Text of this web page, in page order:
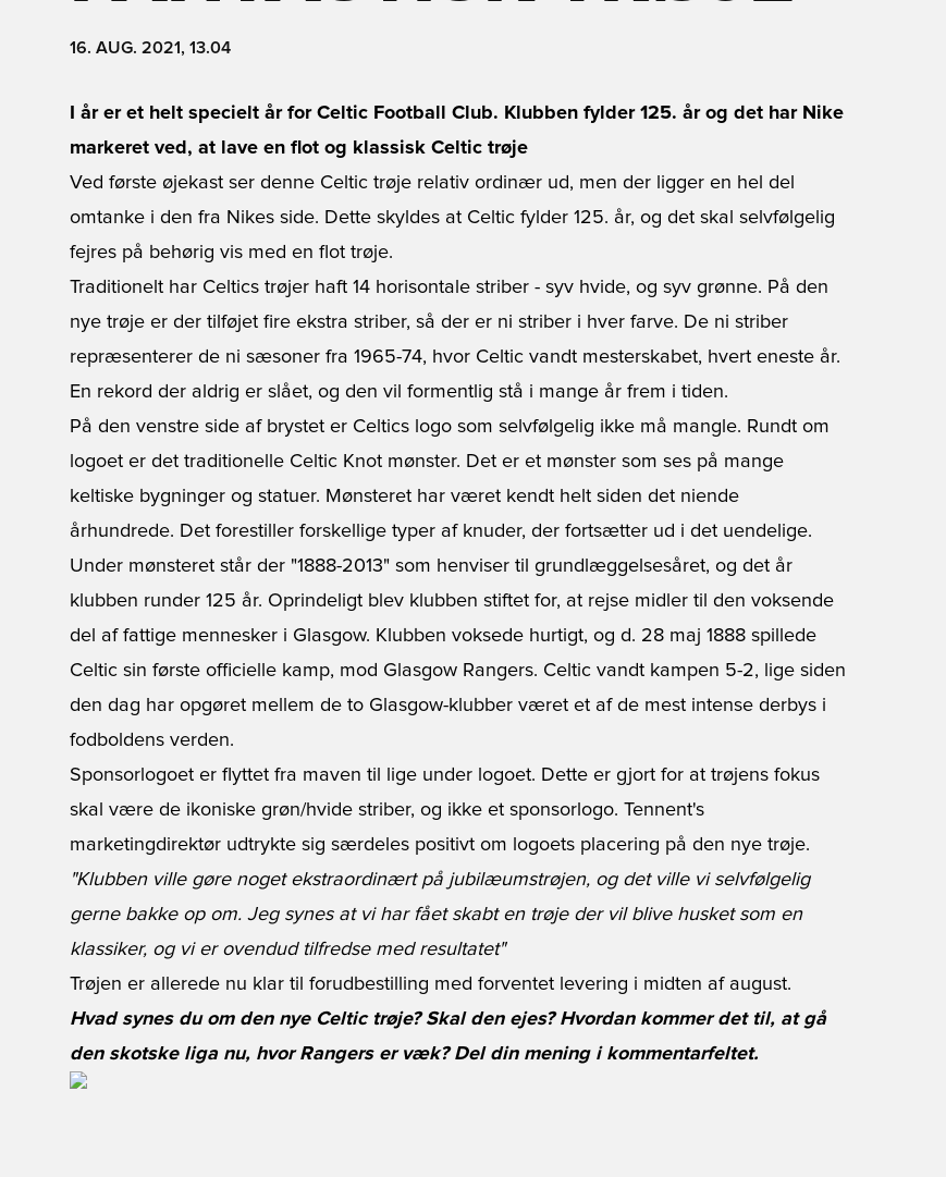
16. AUG. 2021, 13.04
I år er et helt specielt år for Celtic Football Club. Klubben fylder 125. år og det har Nike
markeret ved, at lave en flot og klassisk Celtic trøje
Ved første øjekast ser denne Celtic trøje relativ ordinær ud, men der ligger en hel del
omtanke i den fra Nikes side. Dette skyldes at Celtic fylder 125. år, og det skal selvfølgelig
fejres på behørig vis med en flot trøje.
Traditionelt har Celtics trøjer haft 14 horisontale striber - syv hvide, og syv grønne. På den
nye trøje er der tilføjet fire ekstra striber, så der er ni striber i hver farve. De ni striber
repræsenterer de ni sæsoner fra 1965-74, hvor Celtic vandt mesterskabet, hvert eneste år.
En rekord der aldrig er slået, og den vil formentlig stå i mange år frem i tiden.
På den venstre side af brystet er Celtics logo som selvfølgelig ikke må mangle. Rundt om
logoet er det traditionelle Celtic Knot mønster. Det er et mønster som ses på mange
keltiske bygninger og statuer. Mønsteret har været kendt helt siden det niende
århundrede. Det forestiller forskellige typer af knuder, der fortsætter ud i det uendelige.
Under mønsteret står der "1888-2013" som henviser til grundlæggelsesåret, og det år
klubben runder 125 år. Oprindeligt blev klubben stiftet for, at rejse midler til den voksende
del af fattige mennesker i Glasgow. Klubben voksede hurtigt, og d. 28 maj 1888 spillede
Celtic sin første officielle kamp, mod Glasgow Rangers. Celtic vandt kampen 5-2, lige siden
den dag har opgøret mellem de to Glasgow-klubber været et af de mest intense derbys i
fodboldens verden.
Sponsorlogoet er flyttet fra maven til lige under logoet. Dette er gjort for at trøjens fokus
skal være de ikoniske grøn/hvide striber, og ikke et sponsorlogo. Tennent's
marketingdirektør udtrykte sig særdeles positivt om logoets placering på den nye trøje.
"Klubben ville gøre noget ekstraordinært på jubilæumstrøjen, og det ville vi selvfølgelig
gerne bakke op om. Jeg synes at vi har fået skabt en trøje der vil blive husket som en
klassiker, og vi er ovendud tilfredse med resultatet"
Trøjen er allerede nu klar til forudbestilling med forventet levering i midten af august.
Hvad synes du om den nye Celtic trøje? Skal den ejes? Hvordan kommer det til, at gå
den skotske liga nu, hvor Rangers er væk? Del din mening i kommentarfeltet.